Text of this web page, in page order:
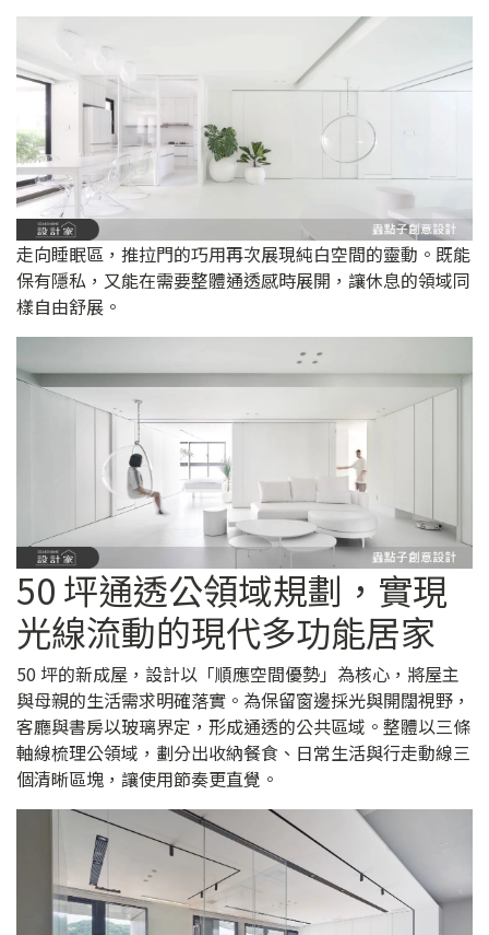
走向睡眠區，推拉門的巧用再次展現純白空間的靈動。既能
保有隱私，又能在需要整體通透感時展開，讓休息的領域同
樣自由舒展。
50 坪通透公領域規劃，實現
光線流動的現代多功能居家
50 坪的新成屋，設計以「順應空間優勢」為核心，將屋主
與母親的生活需求明確落實。為保留窗邊採光與開闊視野，
客廳與書房以玻璃界定，形成通透的公共區域。整體以三條
軸線梳理公領域，劃分出收納餐食、日常生活與行走動線三
個清晰區塊，讓使用節奏更直覺。